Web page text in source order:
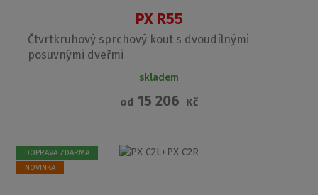
PX R55
Čtvrtkruhový sprchový kout s dvoudílnými
posuvnými dveřmi
skladem
od 15 206 Kč
DOPRAVA ZDARMA
NOVINKA